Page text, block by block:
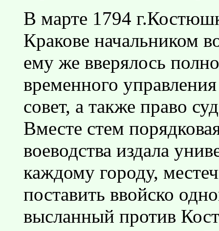
В марте 1794
Кракове начальником
ему же вверялось
временного
совет, а также право
Вместе стем
воеводства издала
каждому городу,
поставить ввойско
высланный против